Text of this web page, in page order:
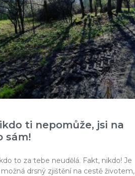
ti nepomůže, jsi na
sám!
to za tebe neudělá. Fakt, nikdo! Je
drsný zjištění na cestě životem,